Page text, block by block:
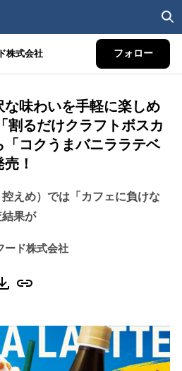
株式会社 フォロー
な味わいを手軽に楽しめ
割るだけクラフトボスカ
「コクうまバニララテベ
！
えめ）では「カフェに負けな
果が
ード株式会社